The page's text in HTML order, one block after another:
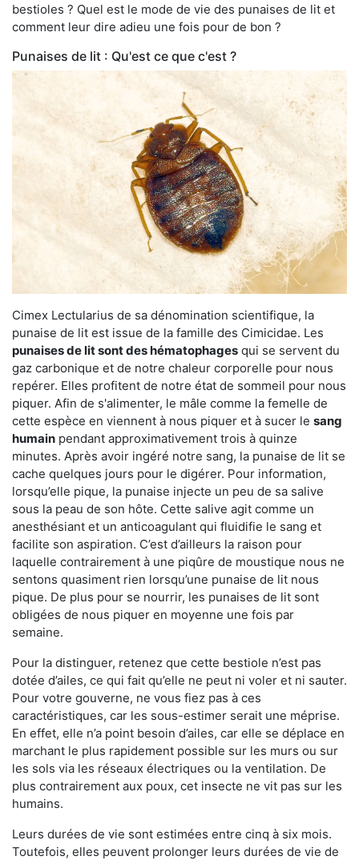
bestioles ? Quel est le mode de vie des punaises de lit et
comment leur dire adieu une fois pour de bon ?
Punaises de lit : Qu'est ce que c'est ?
Cimex Lectularius de sa dénomination scientifique, la
punaise de lit est issue de la famille des Cimicidae. Les
punaises de lit sont des hématophages qui se servent du
gaz carbonique et de notre chaleur corporelle pour nous
repérer. Elles profitent de notre état de sommeil pour nous
piquer. Afin de s'alimenter, le mâle comme la femelle de
cette espèce en viennent à nous piquer et à sucer le sang
humain pendant approximativement trois à quinze
minutes. Après avoir ingéré notre sang, la punaise de lit se
cache quelques jours pour le digérer. Pour information,
lorsqu’elle pique, la punaise injecte un peu de sa salive
sous la peau de son hôte. Cette salive agit comme un
anesthésiant et un anticoagulant qui fluidifie le sang et
facilite son aspiration. C’est d’ailleurs la raison pour
laquelle contrairement à une piqûre de moustique nous ne
sentons quasiment rien lorsqu’une punaise de lit nous
pique. De plus pour se nourrir, les punaises de lit sont
obligées de nous piquer en moyenne une fois par
semaine.
Pour la distinguer, retenez que cette bestiole n’est pas
dotée d’ailes, ce qui fait qu’elle ne peut ni voler et ni sauter.
Pour votre gouverne, ne vous fiez pas à ces
caractéristiques, car les sous-estimer serait une méprise.
En effet, elle n’a point besoin d’ailes, car elle se déplace en
marchant le plus rapidement possible sur les murs ou sur
les sols via les réseaux électriques ou la ventilation. De
plus contrairement aux poux, cet insecte ne vit pas sur les
humains.
Leurs durées de vie sont estimées entre cinq à six mois.
Toutefois, elles peuvent prolonger leurs durées de vie de